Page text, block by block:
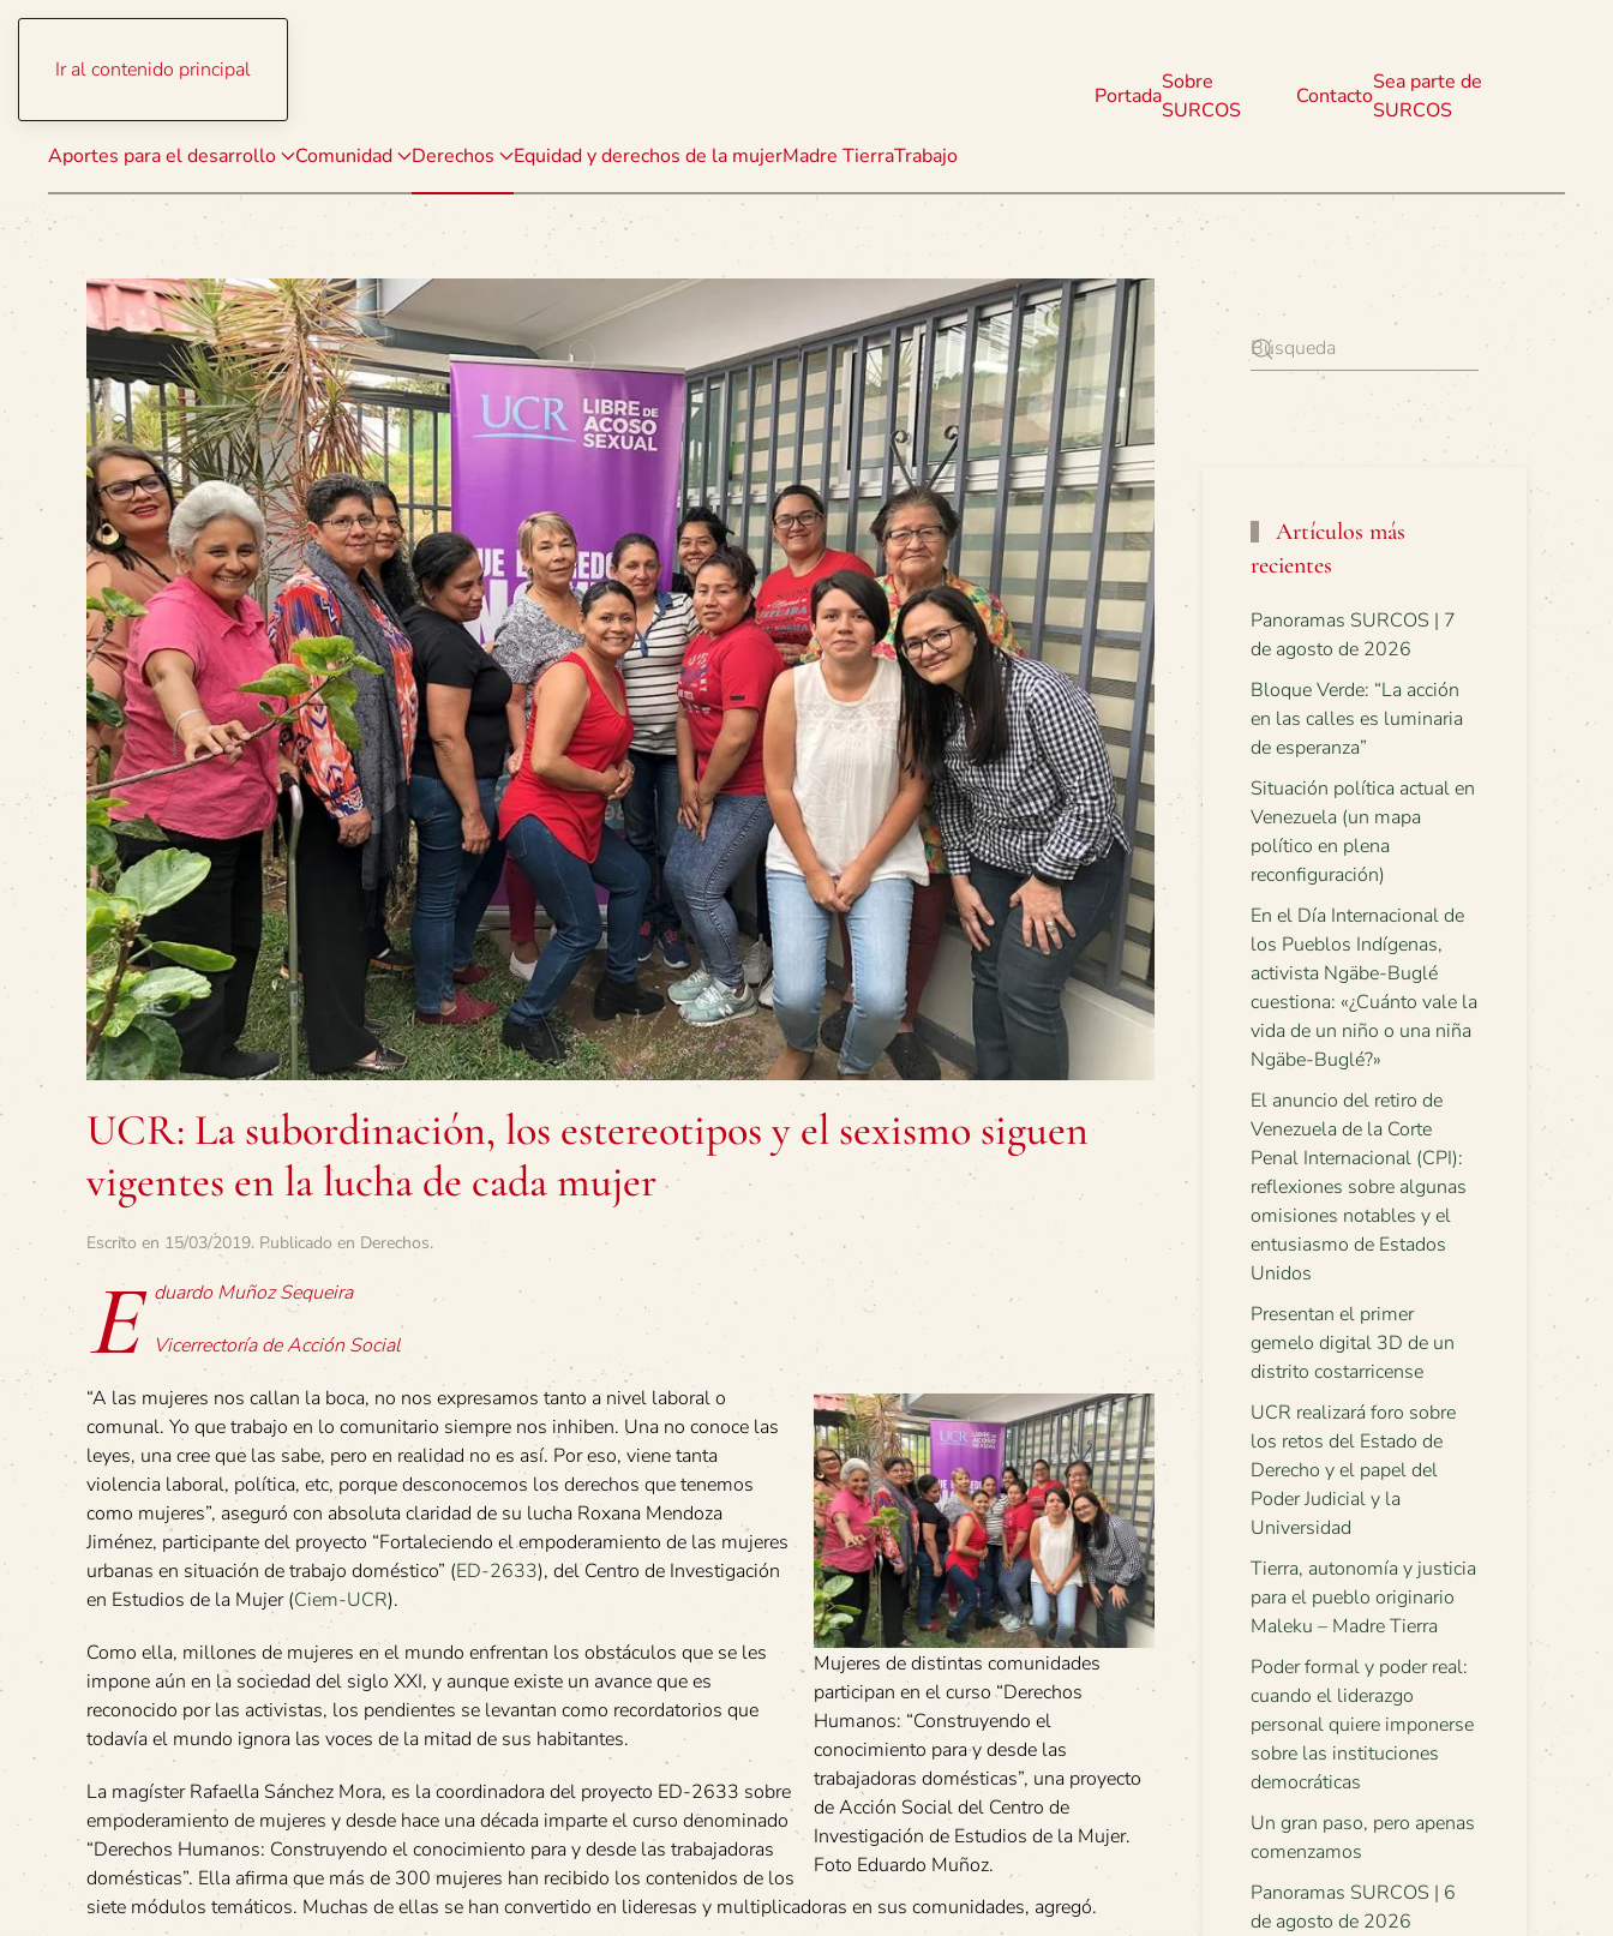
Ir al contenido principal
Aportes para el desarrollo Comunidad Derechos Equidad y derechos de la mujerMadre TierraTrabajo
Portada
Sobre
SURCOS
Contacto
Sea parte de
SURCOS
UCR: La subordinación, los estereotipos y el sexismo siguen
vigentes en la lucha de cada mujer
Escrito en 15/03/2019. Publicado en Derechos.
E duardo Muñoz Sequeira
Vicerrectoría de Acción Social
Mujeres de distintas comunidades
participan en el curso “Derechos
Humanos: “Construyendo el
conocimiento para y desde las
trabajadoras domésticas”, una proyecto
de Acción Social del Centro de
Investigación de Estudios de la Mujer.
Foto Eduardo Muñoz.
“A las mujeres nos callan la boca, no nos expresamos tanto a nivel laboral o
comunal. Yo que trabajo en lo comunitario siempre nos inhiben. Una no conoce las
leyes, una cree que las sabe, pero en realidad no es así. Por eso, viene tanta
violencia laboral, política, etc, porque desconocemos los derechos que tenemos
como mujeres”, aseguró con absoluta claridad de su lucha Roxana Mendoza
Jiménez, participante del proyecto “Fortaleciendo el empoderamiento de las mujeres
urbanas en situación de trabajo doméstico” (ED-2633), del Centro de Investigación
en Estudios de la Mujer (Ciem-UCR).
Como ella, millones de mujeres en el mundo enfrentan los obstáculos que se les
impone aún en la sociedad del siglo XXI, y aunque existe un avance que es
reconocido por las activistas, los pendientes se levantan como recordatorios que
todavía el mundo ignora las voces de la mitad de sus habitantes.
La magíster Rafaella Sánchez Mora, es la coordinadora del proyecto ED-2633 sobre
empoderamiento de mujeres y desde hace una década imparte el curso denominado
“Derechos Humanos: Construyendo el conocimiento para y desde las trabajadoras
domésticas”. Ella afirma que más de 300 mujeres han recibido los contenidos de los
siete módulos temáticos. Muchas de ellas se han convertido en lideresas y multiplicadoras en sus comunidades, agregó.
Artículos más
recientes
Panoramas SURCOS | 7
de agosto de 2026
Bloque Verde: “La acción
en las calles es luminaria
de esperanza”
Situación política actual en
Venezuela (un mapa
político en plena
reconfiguración)
En el Día Internacional de
los Pueblos Indígenas,
activista Ngäbe-Buglé
cuestiona: «¿Cuánto vale la
vida de un niño o una niña
Ngäbe-Buglé?»
El anuncio del retiro de
Venezuela de la Corte
Penal Internacional (CPI):
reflexiones sobre algunas
omisiones notables y el
entusiasmo de Estados
Unidos
Presentan el primer
gemelo digital 3D de un
distrito costarricense
UCR realizará foro sobre
los retos del Estado de
Derecho y el papel del
Poder Judicial y la
Universidad
Tierra, autonomía y justicia
para el pueblo originario
Maleku – Madre Tierra
Poder formal y poder real:
cuando el liderazgo
personal quiere imponerse
sobre las instituciones
democráticas
Un gran paso, pero apenas
comenzamos
Panoramas SURCOS | 6
de agosto de 2026